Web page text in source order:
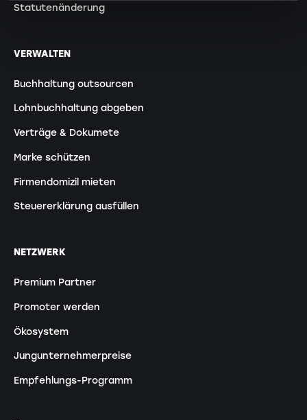
Statutenänderung
VERWALTEN
Buchhaltung outsourcen
Lohnbuchhaltung abgeben
Verträge & Dokumete
Marke schützen
Firmendomizil mieten
Steuererklärung ausfüllen
NETZWERK
Premium Partner
Promoter werden
Ökosystem
Jungunternehmerpreise
Empfehlungs-Programm